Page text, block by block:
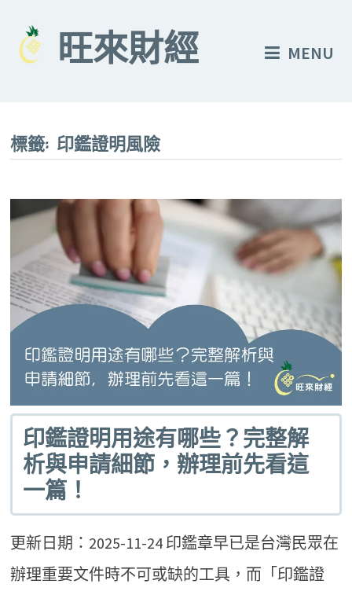
content
旺來財經 MENU
標籤: 印鑑證明風險
印鑑證明用途有哪些？完整解
析與申請細節，辦理前先看這
一篇！
更新日期：2025-11-24 印鑑章早已是台灣民眾在
辦理重要文件時不可或缺的工具，而「印鑑證